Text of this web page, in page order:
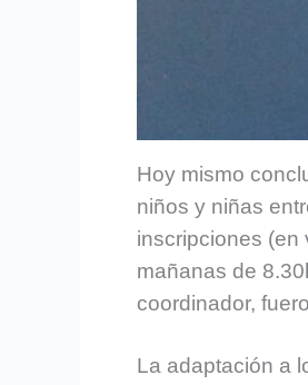
Hoy mismo
niños y niñas
inscripciones (en
mañanas de
coordinador,
La adaptación a